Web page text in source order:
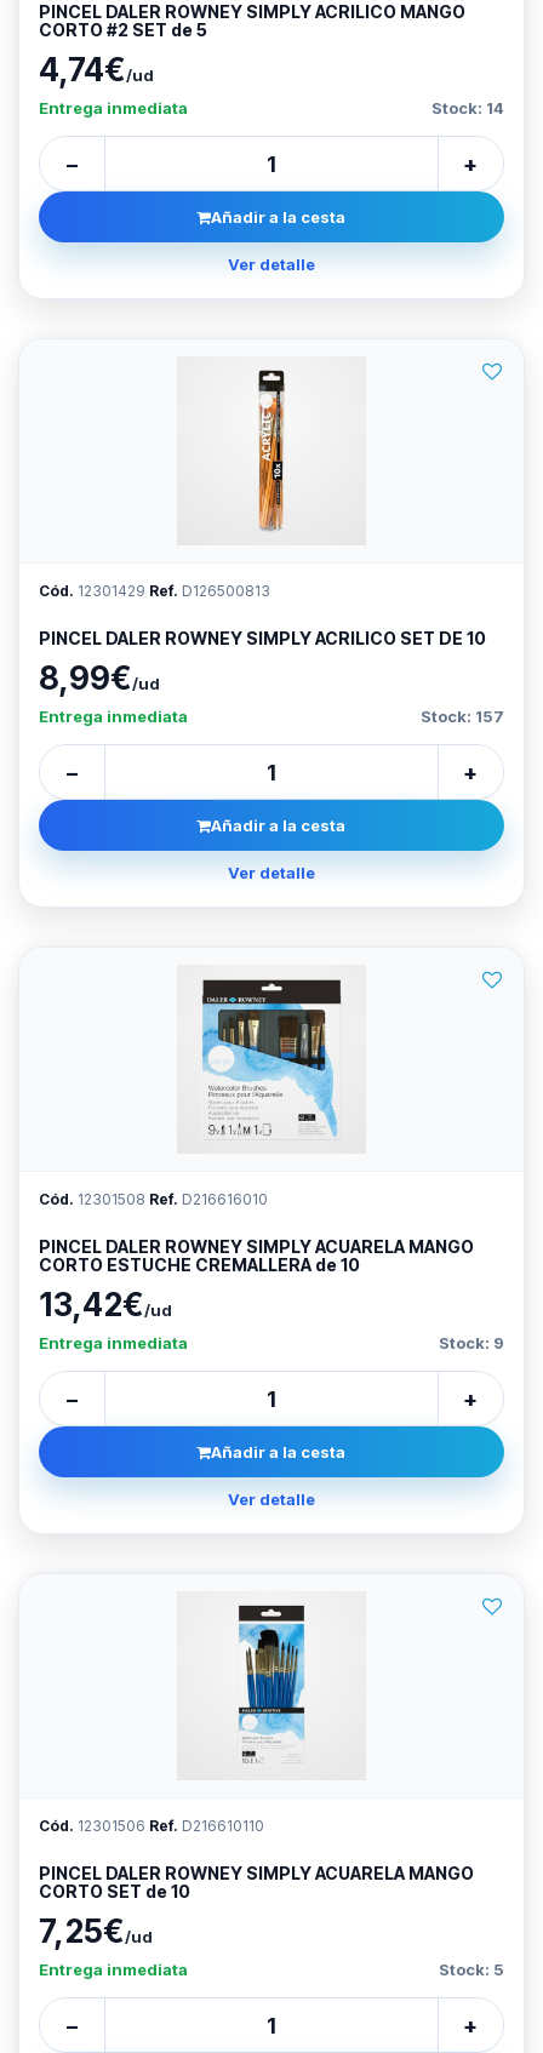
PINCEL DALER ROWNEY SIMPLY ACRILICO MANGO
CORTO #2 SET de 5
4,74€/ud
Entrega inmediata
Stock: 14
− +
Añadir a la cesta
Ver detalle
Cód. 12301429 Ref. D126500813
PINCEL DALER ROWNEY SIMPLY ACRILICO SET DE 10
8,99€/ud
Entrega inmediata
Stock: 157
− +
Añadir a la cesta
Ver detalle
Cód. 12301508 Ref. D216616010
PINCEL DALER ROWNEY SIMPLY ACUARELA MANGO
CORTO ESTUCHE CREMALLERA de 10
13,42€/ud
Entrega inmediata
Stock: 9
− +
Añadir a la cesta
Ver detalle
Cód. 12301506 Ref. D216610110
PINCEL DALER ROWNEY SIMPLY ACUARELA MANGO
CORTO SET de 10
7,25€/ud
Entrega inmediata
Stock: 5
− +